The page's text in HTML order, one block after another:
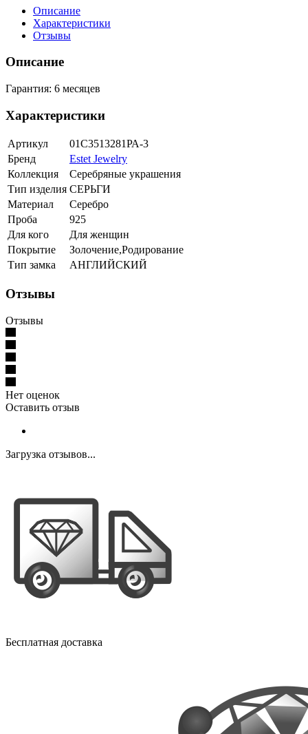
Описание
Характеристики
Отзывы
Описание
Гарантия: 6 месяцев
Характеристики
Артикул
01С3513281РА-3
Бренд
Estet Jewelry
Коллекция
Серебряные украшения
Тип изделия СЕРЬГИ
Материал
Серебро
Проба
925
Для кого
Для женщин
Покрытие
Золочение,Родирование
Тип замка
АНГЛИЙСКИЙ
Отзывы
Отзывы
Нет оценок
Оставить отзыв
Загрузка отзывов...
Бесплатная доставка